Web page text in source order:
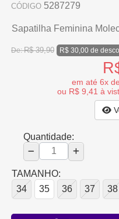
CÓDIGO 5287279
Sapatilha Feminina
De:R$ 39,90 R$ 30,00 de
em até 6x
ou R$ 9,41 à
Quantidade:
TAMANHO:
34
35 36 37 38